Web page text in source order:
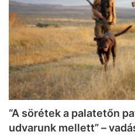
“A sörétek a palatetőn
udvarunk mellett” –